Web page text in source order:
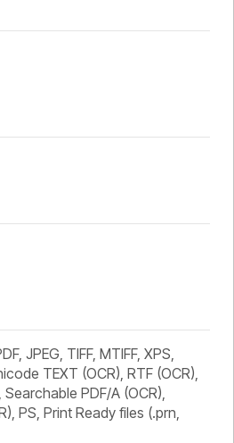
JPEG, TIFF, MTIFF, XPS,
TEXT (OCR), RTF (OCR),
PDF/A (OCR),
PS, Print Ready files (.prn,